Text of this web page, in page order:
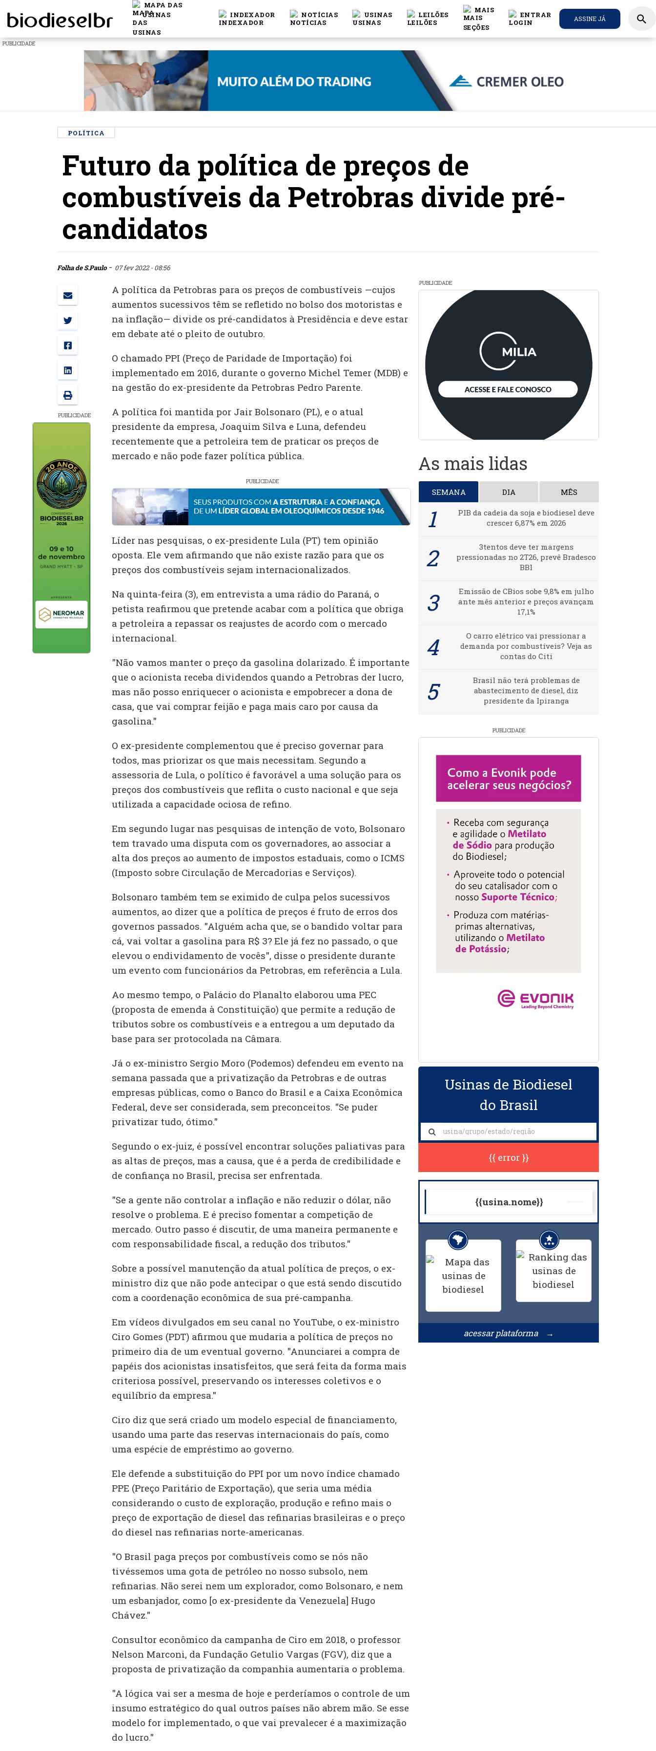
MAPA DAS
USINAS
INDEXADOR NOTÍCIAS USINAS LEILÕES
MAIS
ENTRAR ASSINE JÁ search
PUBLICIDADE
POLÍTICA
Futuro da política de preços de
combustíveis da Petrobras divide pré-
candidatos
Folha de S.Paulo- 07 fev 2022 - 08:56
PUBLICIDADE
A política da Petrobras para os preços de combustíveis —cujos
aumentos sucessivos têm se refletido no bolso dos motoristas e
na inflação— divide os pré-candidatos à Presidência e deve estar
em debate até o pleito de outubro.
O chamado PPI (Preço de Paridade de Importação) foi
implementado em 2016, durante o governo Michel Temer (MDB) e
na gestão do ex-presidente da Petrobras Pedro Parente.
A política foi mantida por Jair Bolsonaro (PL), e o atual
presidente da empresa, Joaquim Silva e Luna, defendeu
recentemente que a petroleira tem de praticar os preços de
mercado e não pode fazer política pública.
PUBLICIDADE
Líder nas pesquisas, o ex-presidente Lula (PT) tem opinião
oposta. Ele vem afirmando que não existe razão para que os
preços dos combustíveis sejam internacionalizados.
Na quinta-feira (3), em entrevista a uma rádio do Paraná, o
petista reafirmou que pretende acabar com a política que obriga
a petroleira a repassar os reajustes de acordo com o mercado
internacional.
"Não vamos manter o preço da gasolina dolarizado. É importante
que o acionista receba dividendos quando a Petrobras der lucro,
mas não posso enriquecer o acionista e empobrecer a dona de
casa, que vai comprar feijão e paga mais caro por causa da
gasolina."
O ex-presidente complementou que é preciso governar para
todos, mas priorizar os que mais necessitam. Segundo a
assessoria de Lula, o político é favorável a uma solução para os
preços dos combustíveis que reflita o custo nacional e que seja
utilizada a capacidade ociosa de refino.
Em segundo lugar nas pesquisas de intenção de voto, Bolsonaro
tem travado uma disputa com os governadores, ao associar a
alta dos preços ao aumento de impostos estaduais, como o ICMS
(Imposto sobre Circulação de Mercadorias e Serviços).
Bolsonaro também tem se eximido de culpa pelos sucessivos
aumentos, ao dizer que a política de preços é fruto de erros dos
governos passados. "Alguém acha que, se o bandido voltar para
cá, vai voltar a gasolina para R$ 3? Ele já fez no passado, o que
elevou o endividamento de vocês", disse o presidente durante
um evento com funcionários da Petrobras, em referência a Lula.
Ao mesmo tempo, o Palácio do Planalto elaborou uma PEC
(proposta de emenda à Constituição) que permite a redução de
tributos sobre os combustíveis e a entregou a um deputado da
base para ser protocolada na Câmara.
Já o ex-ministro Sergio Moro (Podemos) defendeu em evento na
semana passada que a privatização da Petrobras e de outras
empresas públicas, como o Banco do Brasil e a Caixa Econômica
Federal, deve ser considerada, sem preconceitos. "Se puder
privatizar tudo, ótimo."
Segundo o ex-juiz, é possível encontrar soluções paliativas para
as altas de preços, mas a causa, que é a perda de credibilidade e
de confiança no Brasil, precisa ser enfrentada.
"Se a gente não controlar a inflação e não reduzir o dólar, não
resolve o problema. E é preciso fomentar a competição de
mercado. Outro passo é discutir, de uma maneira permanente e
com responsabilidade fiscal, a redução dos tributos."
Sobre a possível manutenção da atual política de preços, o ex-
ministro diz que não pode antecipar o que está sendo discutido
com a coordenação econômica de sua pré-campanha.
Em vídeos divulgados em seu canal no YouTube, o ex-ministro
Ciro Gomes (PDT) afirmou que mudaria a política de preços no
primeiro dia de um eventual governo. "Anunciarei a compra de
papéis dos acionistas insatisfeitos, que será feita da forma mais
criteriosa possível, preservando os interesses coletivos e o
equilíbrio da empresa."
Ciro diz que será criado um modelo especial de financiamento,
usando uma parte das reservas internacionais do país, como
uma espécie de empréstimo ao governo.
Ele defende a substituição do PPI por um novo índice chamado
PPE (Preço Paritário de Exportação), que seria uma média
considerando o custo de exploração, produção e refino mais o
preço de exportação de diesel das refinarias brasileiras e o preço
do diesel nas refinarias norte-americanas.
"O Brasil paga preços por combustíveis como se nós não
tivéssemos uma gota de petróleo no nosso subsolo, nem
refinarias. Não serei nem um explorador, como Bolsonaro, e nem
um esbanjador, como [o ex-presidente da Venezuela] Hugo
Chávez."
Consultor econômico da campanha de Ciro em 2018, o professor
Nelson Marconi, da Fundação Getulio Vargas (FGV), diz que a
proposta de privatização da companhia aumentaria o problema.
"A lógica vai ser a mesma de hoje e perderíamos o controle de um
insumo estratégico do qual outros países não abrem mão. Se esse
modelo for implementado, o que vai prevalecer é a maximização
do lucro."
PUBLICIDADE
As mais lidas
SEMANA DIA MÊS
PIB da cadeia da soja e biodiesel deve
crescer 6,87% em 2026
3tentos deve ter margens
pressionadas no 2T26, prevê Bradesco
BBI
Emissão de CBios sobe 9,8% em julho
ante mês anterior e preços avançam
17,1%
O carro elétrico vai pressionar a
demanda por combustíveis? Veja as
contas do Citi
Brasil não terá problemas de
abastecimento de diesel, diz
presidente da Ipiranga
PUBLICIDADE
Usinas de Biodiesel
do Brasil
{{ error }}
{{usina.nome}}
acessar plataforma →